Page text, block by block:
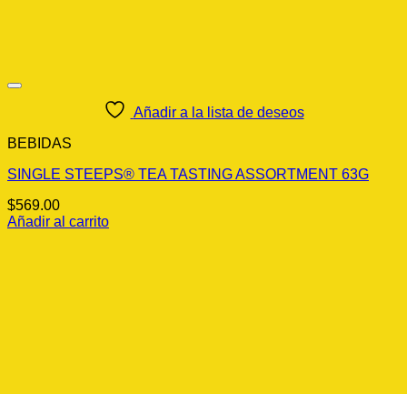
Añadir a la lista de deseos
BEBIDAS
SINGLE STEEPS® TEA TASTING ASSORTMENT 63G
$569.00
Añadir al carrito